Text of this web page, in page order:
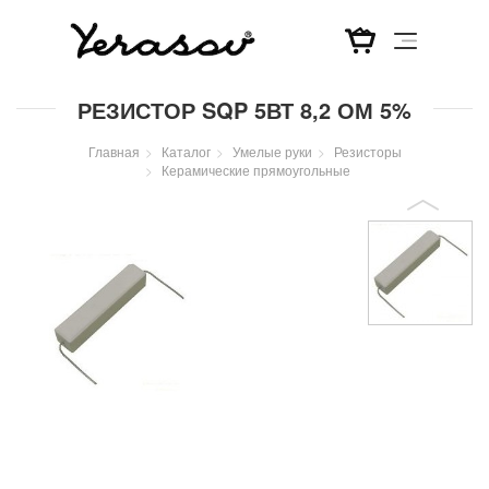
содержанию
РЕЗИСТОР SQP 5ВТ 8,2 ОМ 5%
Главная Каталог Умелые руки
Резисторы
Керамические прямоугольные